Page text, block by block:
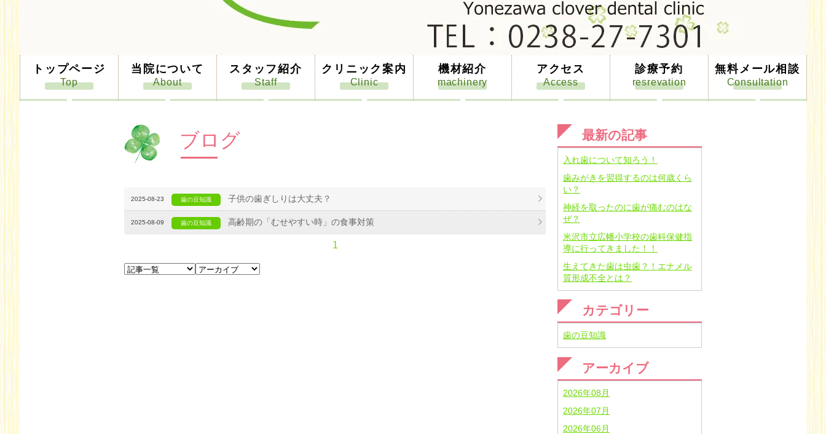
トップページ 当院について スタッフ紹介 クリニック案内 機材紹介 アクセス 診療予約 無料メール相談
ブログ
2025-08-23 歯の豆知識 子供の歯ぎしりは大丈夫？
2025-08-09 歯の豆知識 高齢期の「むせやすい時」の食事対策
1
最新の記事
入れ歯について知ろう！
歯みがきを習得するのは何歳くら
い？
神経を取ったのに歯が痛むのはな
ぜ？
米沢市立広幡小学校の歯科保健指
導に行ってきました！！
生えてきた歯は虫歯？！エナメル
質形成不全とは？
カテゴリー
歯の豆知識
アーカイブ
2026年08月
2026年07月
2026年06月